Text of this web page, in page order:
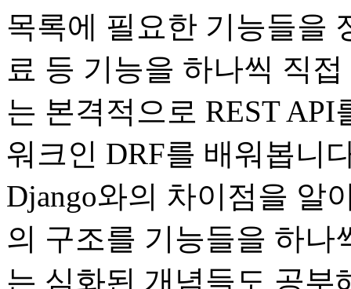
목록에 필요한 기능들을
료 등 기능을 하나씩 직
는 본격적으로 REST
워크인 DRF를 배워봅니
Django와의 차이점을 알
의 구조를 기능들을 하나
는 심화된 개념들도 공부